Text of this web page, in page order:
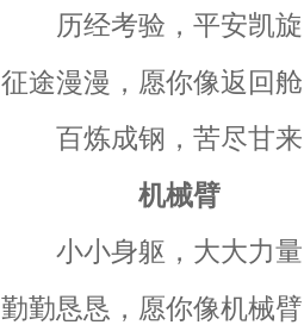
历经考验，平安凯旋
征途漫漫，愿你像返回
百炼成钢，苦尽甘来
机械臂
小小身躯，大大力量
勤勤恳恳，愿你像机械